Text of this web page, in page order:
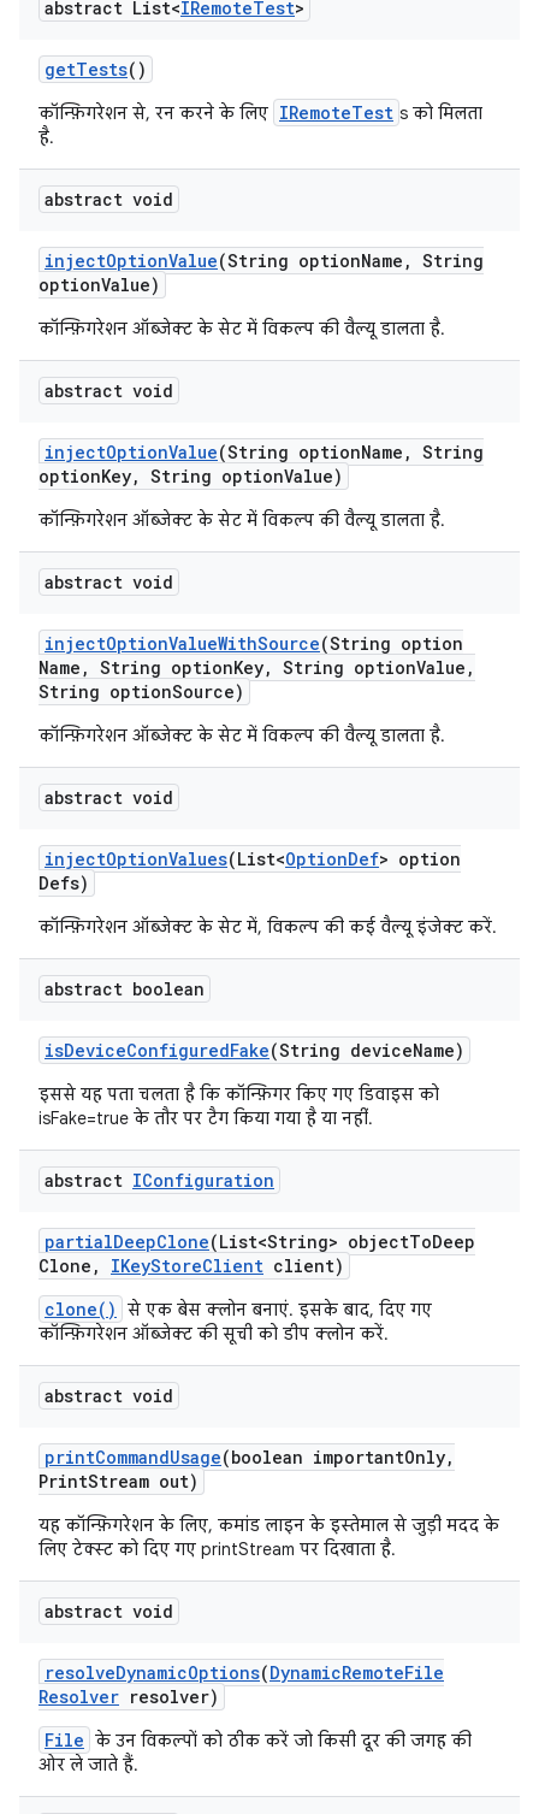
abstract List<IRemoteTest>
getTests()
कॉन्फ़िगरेशन से, रन करने के लिए IRemoteTest s को मिलता
है.
abstract void
injectOptionValue(String optionName , String
optionValue)
कॉन्फ़िगरेशन ऑब्जेक्ट के सेट में विकल्प की वैल्यू डालता है.
abstract void
injectOptionValue(String optionName , String
optionKey, String optionValue)
कॉन्फ़िगरेशन ऑब्जेक्ट के सेट में विकल्प की वैल्यू डालता है.
abstract void
injectOptionValueWithSource(String option
Name , String optionKey, String optionValue ,
String optionSource)
कॉन्फ़िगरेशन ऑब्जेक्ट के सेट में विकल्प की वैल्यू डालता है.
abstract void
injectOptionValues(List<OptionDef> option
Defs)
कॉन्फ़िगरेशन ऑब्जेक्ट के सेट में, विकल्प की कई वैल्यू इंजेक्ट करें.
abstract boolean
isDeviceConfiguredFake(String deviceName)
इससे यह पता चलता है कि कॉन्फ़िगर किए गए डिवाइस को
isFake=true के तौर पर टैग किया गया है या नहीं.
abstract IConfiguration
partialDeepClone(List<String> objectToDeep
Clone , IKeyStoreClient client)
clone()
से एक बेस क्लोन बनाएं. इसके बाद, दिए गए
कॉन्फ़िगरेशन ऑब्जेक्ट की सूची को डीप क्लोन करें.
abstract void
printCommandUsage(boolean importantOnly,
PrintStream out)
यह कॉन्फ़िगरेशन के लिए, कमांड लाइन के इस्तेमाल से जुड़ी मदद के
लिए टेक्स्ट को दिए गए printStream पर दिखाता है.
abstract void
resolveDynamicOptions(DynamicRemoteFile
Resolver resolver)
File के उन विकल्पों को ठीक करें जो किसी दूर की जगह की
ओर ले जाते हैं.